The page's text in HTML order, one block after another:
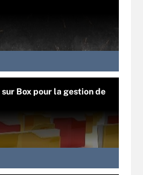
Box pour la gestion de